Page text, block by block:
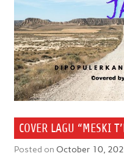
COVER LAGU “MESKI
Posted on October 10,